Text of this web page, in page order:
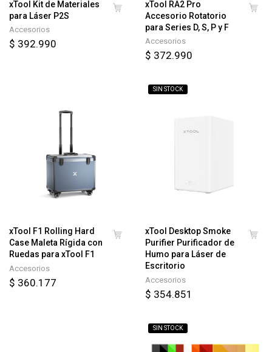
xTool Kit de Materiales
para Láser P2S
Accesorios
$ 392.990
xTool RA2 Pro
Accesorio Rotatorio
para Series D, S, P y F
Accesorios
$ 372.990
xTool F1 Rolling Hard
Case Maleta Rígida con
Ruedas para xTool F1
Accesorios
$ 360.177
SIN STOCK
xTool Desktop Smoke
Purifier Purificador de
Humo para Láser de
Escritorio
Accesorios
$ 354.851
SIN STOCK